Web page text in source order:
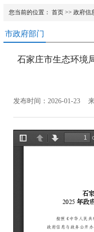
您当前的位置： 首页 >> 政府信
市政府部门
石家庄市生态环境
发布时间：2026-01-23 来